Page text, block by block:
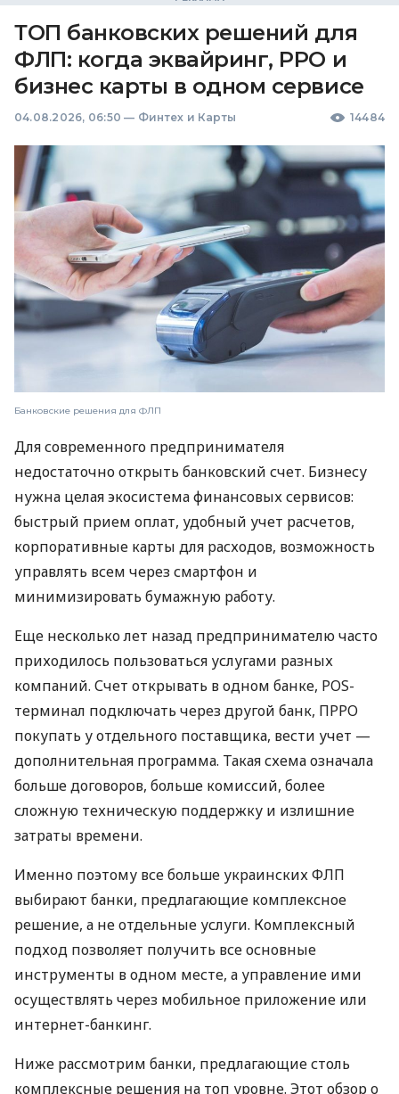
ТОП банковских решений для
ФЛП: когда эквайринг, РРО и
бизнес карты в одном сервисе
04.08.2026, 06:50 — Финтех и Карты 14484
Банковские решения для ФЛП
Для современного предпринимателя
недостаточно открыть банковский счет. Бизнесу
нужна целая экосистема финансовых сервисов:
быстрый прием оплат, удобный учет расчетов,
корпоративные карты для расходов, возможность
управлять всем через смартфон и
минимизировать бумажную работу.
Еще несколько лет назад предпринимателю часто
приходилось пользоваться услугами разных
компаний. Счет открывать в одном банке, POS-
терминал подключать через другой банк, ПРРО
покупать у отдельного поставщика, вести учет —
дополнительная программа. Такая схема означала
больше договоров, больше комиссий, более
сложную техническую поддержку и излишние
затраты времени.
Именно поэтому все больше украинских ФЛП
выбирают банки, предлагающие комплексное
решение, а не отдельные услуги. Комплексный
подход позволяет получить все основные
инструменты в одном месте, а управление ими
осуществлять через мобильное приложение или
интернет-банкинг.
Ниже рассмотрим банки, предлагающие столь
комплексные решения на топ уровне. Этот обзор о